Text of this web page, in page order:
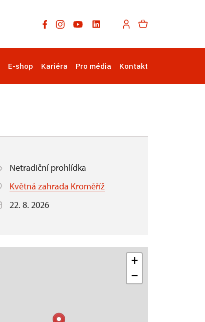
E-shop Kariéra Pro média Kontakt
Netradiční prohlídka
Květná zahrada Kroměříž
22. 8. 2026
+
−